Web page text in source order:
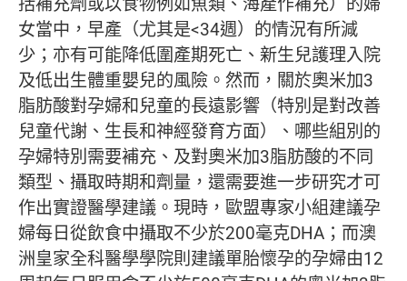
女當中，早產（尤其是<34週）的情況有所減
少；亦有可能降低圍產期死亡、新生兒護理入院
及低出生體重嬰兒的風險。然而，關於奧米加3
脂肪酸對孕婦和兒童的長遠影響（特別是對改善
兒童代謝、生長和神經發育方面）、哪些組別的
孕婦特別需要補充、及對奧米加3脂肪酸的不同
類型、攝取時期和劑量，還需要進一步研究才可
作出實證醫學建議。現時，歐盟專家小組建議孕
婦每日從飲食中攝取不少於200毫克DHA；而澳
洲皇家全科醫學學院則建議單胎懷孕的孕婦由12